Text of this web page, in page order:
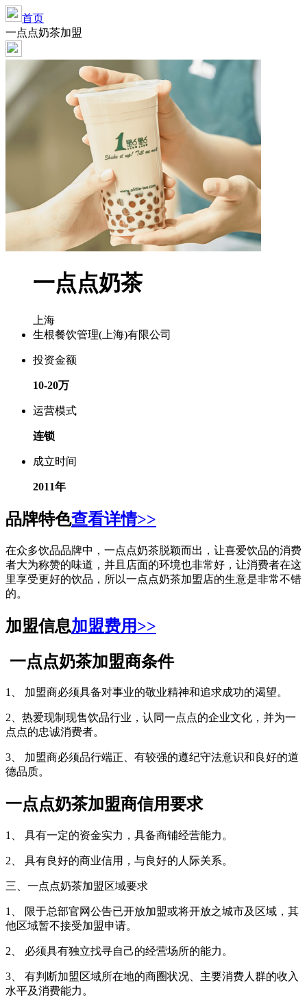
首页
一点点奶茶加盟
一点点奶茶
上海
生根餐饮管理(上海)有限公司
投资金额
10-20万
运营模式
连锁
成立时间
2011年
品牌特色查看详情>>
在众多饮品品牌中，一点点奶茶脱颖而出，让喜爱饮品的消费
者大为称赞的味道，并且店面的环境也非常好，让消费者在这
里享受更好的饮品，所以一点点奶茶加盟店的生意是非常不错
的。
加盟信息加盟费用>>
一点点奶茶加盟商条件
1、 加盟商必须具备对事业的敬业精神和追求成功的渴望。
2、热爱现制现售饮品行业，认同一点点的企业文化，并为一
点点的忠诚消费者。
3、 加盟商必须品行端正、有较强的遵纪守法意识和良好的道
德品质。
一点点奶茶加盟商信用要求
1、 具有一定的资金实力，具备商铺经营能力。
2、 具有良好的商业信用，与良好的人际关系。
三、一点点奶茶加盟区域要求
1、 限于总部官网公告已开放加盟或将开放之城市及区域，其
他区域暂不接受加盟申请。
2、 必须具有独立找寻自己的经营场所的能力。
3、 有判断加盟区域所在地的商圈状况、主要消费人群的收入
水平及消费能力。